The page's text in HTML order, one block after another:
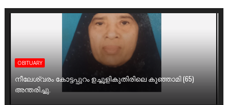
OBITUARY
നീലേശ്വരം കോട്ടപ്പുറം ഉച്ചൂളികുതിരിലെ കുഞ്ഞാമി (65)
അന്തരിച്ചു.